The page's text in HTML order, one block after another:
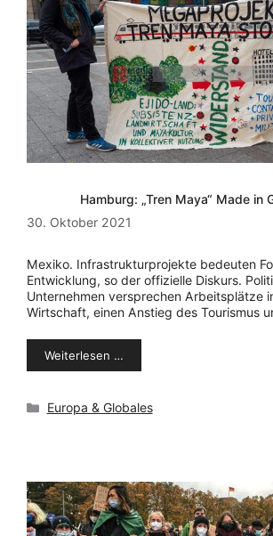
Hamburg: „Tren Maya“ Made in
30. Oktober 2021
Mexiko. Infrastrukturprojekte bedeuten
Entwicklung, so der offizielle Diskurs.
Unternehmen versprechen Arbeitsplätze
Wirtschaft, einen Anstieg des Tourismus
Weiterlesen …
Kategorien
Europa & Globales